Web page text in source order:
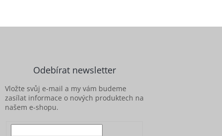
Odebírat newsletter
Vložte svůj e-mail a my vám budeme
zasílat informace o nových produktech na
našem e-shopu.